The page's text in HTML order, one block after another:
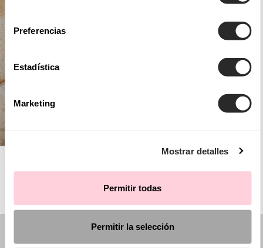
Preferencias
Estadística
Marketing
Mostrar detalles
Permitir todas
Permitir la selección